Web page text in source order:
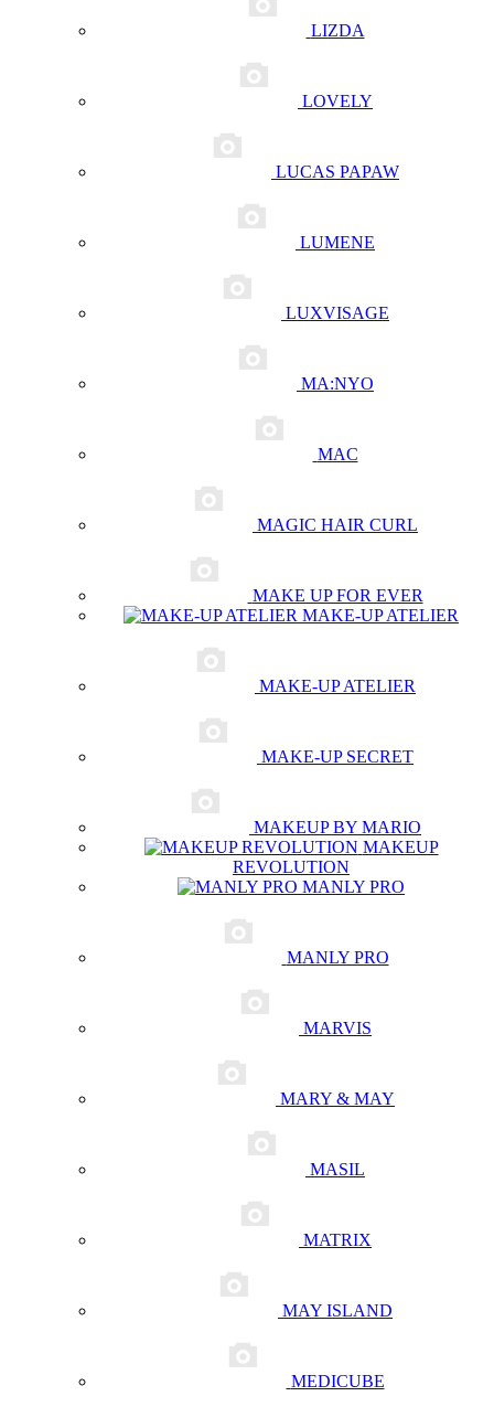
LIZDA
LOVELY
LUCAS PAPAW
LUMENE
LUXVISAGE
MA:NYO
MAC
MAGIC HAIR CURL
MAKE UP FOR EVER
MAKE-UP ATELIER
MAKE-UP ATELIER
MAKE-UP SECRET
MAKEUP BY MARIO
MAKEUP
REVOLUTION
MANLY PRO
MANLY PRO
MARVIS
MARY & MAY
MASIL
MATRIX
MAY ISLAND
MEDICUBE